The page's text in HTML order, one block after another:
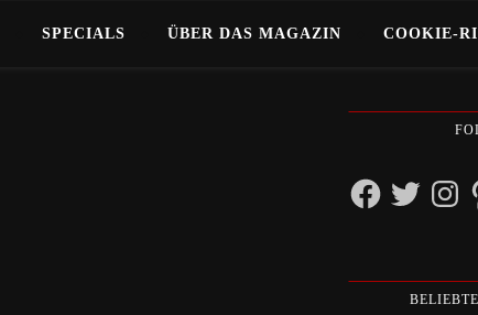
SPECIALS ÜBER DAS MAGAZIN COOKIE-
FacebookTwitter